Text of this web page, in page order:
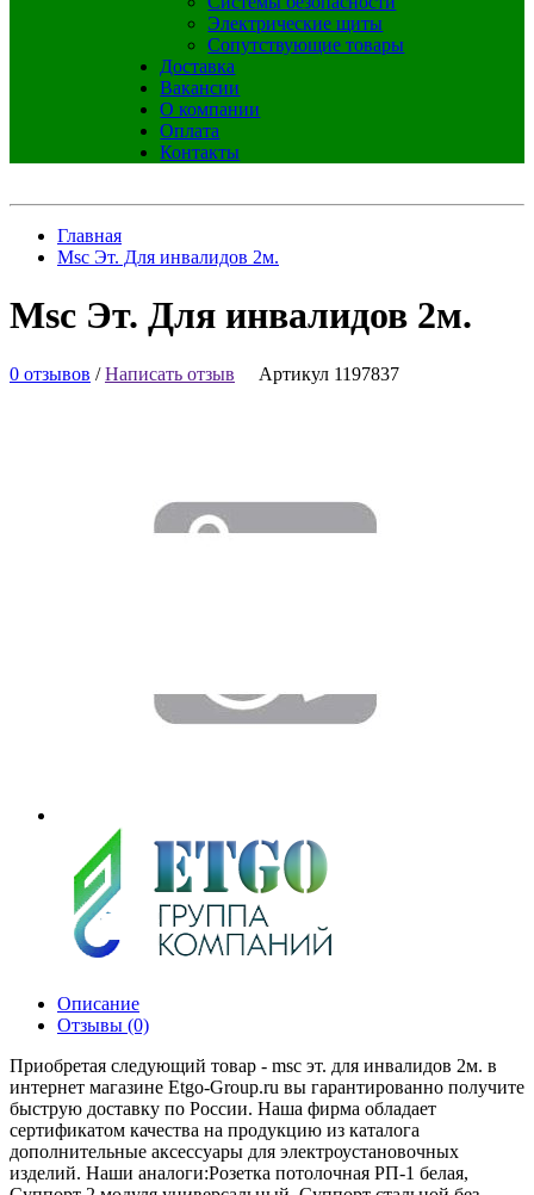
Электрические щиты
Сопутствующие товары
Доставка
Вакансии
О компании
Оплата
Контакты
Главная
Msc Эт. Для инвалидов 2м.
Msc Эт. Для инвалидов 2м.
0 отзывов /Написать отзыв Артикул 1197837
Описание
Отзывы (0)
Приобретая следующий товар - msc эт. для инвалидов 2м. в
интернет магазине Etgo-Group.ru вы гарантированно получите
быструю доставку по России. Наша фирма обладает
сертификатом качества на продукцию из каталога
дополнительные аксессуары для электроустановочных
изделий. Наши аналоги:Розетка потолочная РП-1 белая,